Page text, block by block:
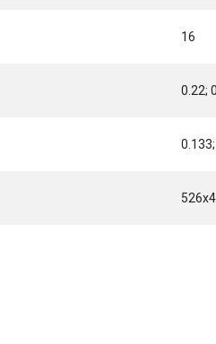
16
0.22;